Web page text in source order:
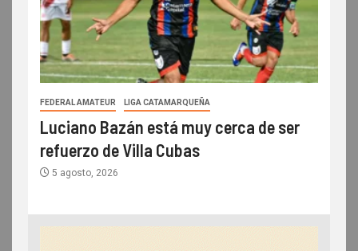
FEDERAL AMATEUR LIGA CATAMARQUEÑA
Luciano Bazán está muy cerca de ser
refuerzo de Villa Cubas
5 agosto, 2026